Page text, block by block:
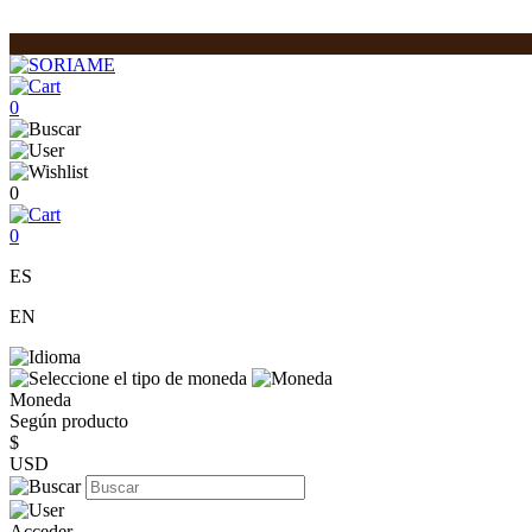
0
0
0
ES
EN
Moneda
Según producto
$
USD